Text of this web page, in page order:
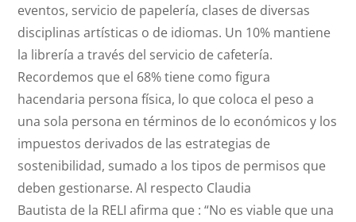
eventos, servicio de papelería, clases de diversas
disciplinas artísticas o de idiomas. Un 10% mantiene
la librería a través del servicio de cafetería.
Recordemos que el 68% tiene como figura
hacendaria persona física, lo que coloca el peso a
una sola persona en términos de lo económicos y los
impuestos derivados de las estrategias de
sostenibilidad, sumado a los tipos de permisos que
deben gestionarse. Al respecto Claudia
Bautista de la RELI afirma que : “No es viable que una